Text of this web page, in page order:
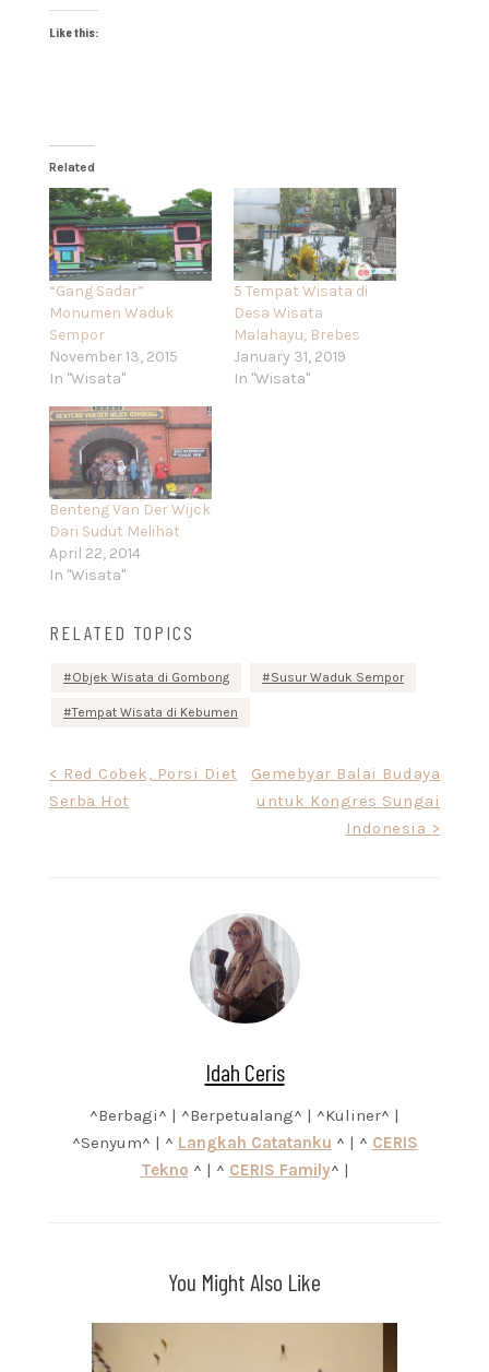
Like this:
Related
“Gang Sadar”
Monumen Waduk
Sempor
November 13, 2015
In "Wisata"
5 Tempat Wisata di
Desa Wisata
Malahayu, Brebes
January 31, 2019
In "Wisata"
Benteng Van Der Wijck
Dari Sudut Melihat
April 22, 2014
In "Wisata"
RELATED TOPICS
Objek Wisata di Gombong Susur Waduk Sempor
Tempat Wisata di Kebumen
navigation
< Red Cobek, Porsi Diet
Serba Hot
Gemebyar Balai Budaya
untuk Kongres Sungai
Indonesia >
Idah Ceris
^Berbagi^ | ^Berpetualang^ | ^Kuliner^ |
^Senyum^ | ^ Langkah Catatanku ^ | ^ CERIS
Tekno ^ | ^ CERIS Family^ |
You Might Also Like